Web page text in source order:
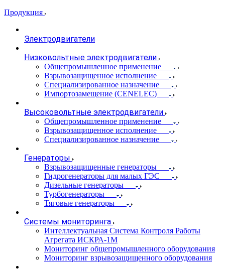
Продукция
Электродвигатели
Низковольтные электродвигатели
Общепромышленное применение
Взрывозащищенное исполнение
Специализированное назначение
Импортозамещение (CENELEC)
Высоковольтные электродвигатели
Общепромышленное применение
Взрывозащищенное исполнение
Специализированное назначение
Генераторы
Взрывозащищенные генераторы
Гидрогенераторы для малых ГЭС
Дизельные генераторы
Турбогенераторы
Тяговые генераторы
Системы мониторинга
Интеллектуальная Система Контроля Работы
Агрегата ИСКРА-1М
Мониторинг общепромышленного оборудования
Мониторинг взрывозащищенного оборудования